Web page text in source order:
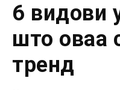
6 видови
што оваа
тренд